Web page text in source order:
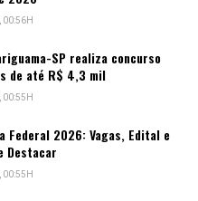
00:56H
SP realiza concurso
de até R$ 4,3 mil
00:55H
Federal 2026: Vagas, Edital e
Destacar
00:55H